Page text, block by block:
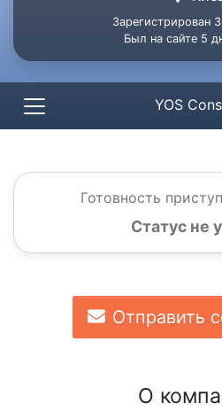
Зарегистрирован
Был на сайте 5
YOS
Готовность
Статус не
Отправить
О